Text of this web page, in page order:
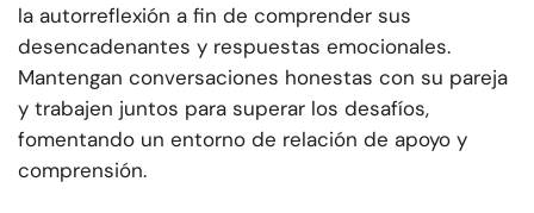
la autorreflexión a fin de comprender sus
desencadenantes y respuestas emocionales.
Mantengan conversaciones honestas con su pareja
y trabajen juntos para superar los desafíos,
fomentando un entorno de relación de apoyo y
comprensión.